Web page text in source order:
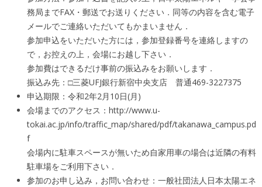
務局までFAX・郵送でお送りください．同等の内容を含む電子
メールでご連絡いただいてもかまいません．
参加申込をいただいた方には，参加登録番号を連絡しますの
で，お控えの上，会場にお越し下さい．
参加費はできるだけ事前の振込みをお願いします．
振込み先：□三菱UFJ銀行新宿中央支店 普通469-3227375
申込期限：令和2年2月10日(月)
会場までのアクセス：http://www.u-
tokai.ac.jp/info/traffic_map/shared/pdf/takanawa_campus.pd
f
会場内に駐車スペースが無いため自家用車の場合は近隣の有料
駐車場をご利用下さい．
参加のお申し込み，お問い合わせ：一般社団法人日本太陽エネ